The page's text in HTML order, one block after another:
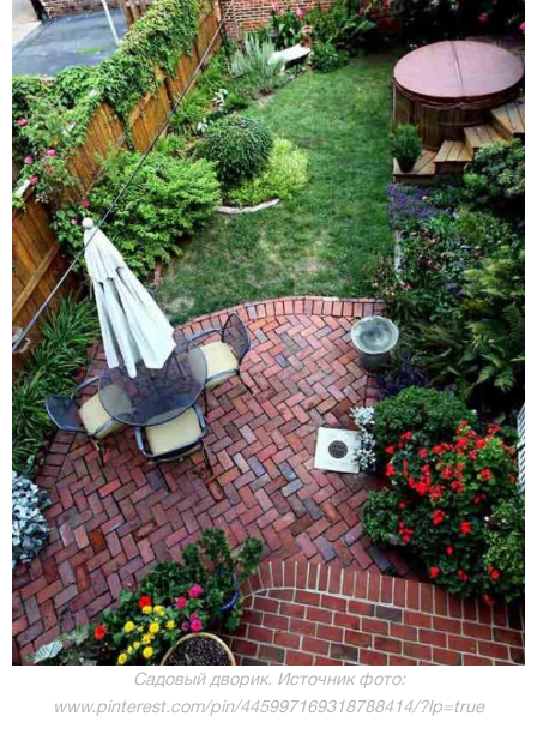
Садовый дворик. Источник фото:
www.pinterest.com/pin/445997169318788414/?lp=true